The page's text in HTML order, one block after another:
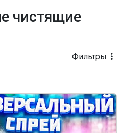
чистящие
Фильтры